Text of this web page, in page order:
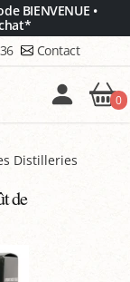
BIENVENUE •
Contact
0
Distilleries
de